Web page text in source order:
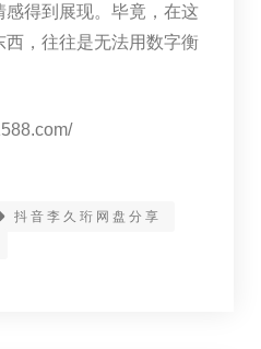
感得到展现。毕竟，在这
，往往是无法用数字衡
抖音李久珩网盘分享